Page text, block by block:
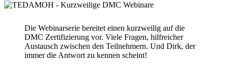
Die Webinarserie bereitet einen kurzweilig auf die
DMC Zertifizierung vor. Viele Fragen, hilfreicher
Austausch zwischen den Teilnehmern. Und Dirk, der
immer die Antwort zu kennen scheint!